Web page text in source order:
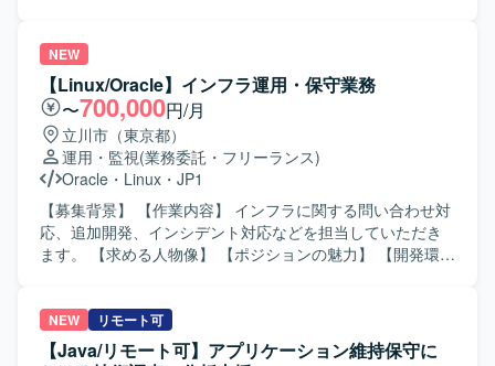
化の仕組みやサービスを検討できる環境です。 【開発環
境】 ネットワーク自動化ツールやコンフィグ生成基盤など
のアセットを活用しつつ、AIデータエンジニアと協働して
利用ツールを選定していく環境となります。
更新、ベンダーから共有される対象情報および作業計画に
基づく実作業の遂行などを行っていただきます。 【求める
人物像】 インフラ運用保守の現場で主体的かつ丁寧に対応
できる方を求めております。障害発生時にも落ち着いて状
況整理と一次切り分けができ、関係者と円滑にコミュニケ
ーションを取りながら復旧対応を進められる方を歓迎いた
します。 【ポジションの魅力】 バックアップシステム運用
に深く関わりながら、サーバー、ネットワーク、ストレー
ジ、仮想環境などインフラ全般の運用保守経験を広く積む
ことができます。手順書作成やベンダー連携などを通じ
よびVMware、Hyper-V等の仮想環境を中心としたインフラ
基盤環境となります。
NEW
【Linux/Oracle】インフラ運用・保守業務
〜700,000円/月
立川市（東京都）
運用・監視(業務委託・フリーランス)
Oracle ・ Linux ・ JP1
【募集背景】 【作業内容】 インフラに関する問い合わせ対
応、追加開発、インシデント対応などを担当していただき
ます。 【求める人物像】 【ポジションの魅力】 【開発環
NEW リモート可
【Java/リモート可】アプリケーション維持保守に